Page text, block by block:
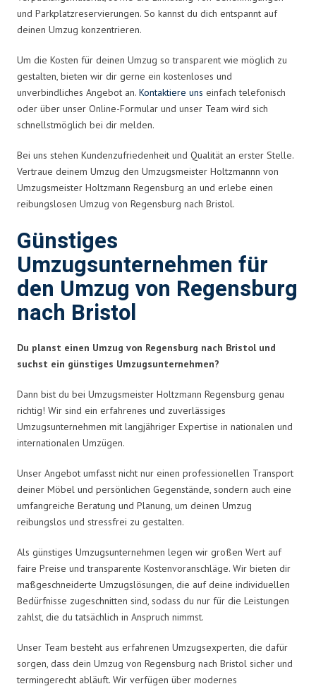
und Parkplatzreservierungen. So kannst du dich entspannt auf
deinen Umzug konzentrieren.
Um die Kosten für deinen Umzug so transparent wie möglich zu
gestalten, bieten wir dir gerne ein kostenloses und
unverbindliches Angebot an. Kontaktiere uns einfach telefonisch
oder über unser Online-Formular und unser Team wird sich
schnellstmöglich bei dir melden.
Bei uns stehen Kundenzufriedenheit und Qualität an erster Stelle.
Vertraue deinem Umzug den Umzugsmeister Holtzmannn von
Umzugsmeister Holtzmann Regensburg an und erlebe einen
reibungslosen Umzug von Regensburg nach Bristol.
Günstiges
Umzugsunternehmen für
den Umzug von Regensburg
nach Bristol
Du planst einen Umzug von Regensburg nach Bristol und
suchst ein günstiges Umzugsunternehmen?
Dann bist du bei Umzugsmeister Holtzmann Regensburg genau
richtig! Wir sind ein erfahrenes und zuverlässiges
Umzugsunternehmen mit langjähriger Expertise in nationalen und
internationalen Umzügen.
Unser Angebot umfasst nicht nur einen professionellen Transport
deiner Möbel und persönlichen Gegenstände, sondern auch eine
umfangreiche Beratung und Planung, um deinen Umzug
reibungslos und stressfrei zu gestalten.
Als günstiges Umzugsunternehmen legen wir großen Wert auf
faire Preise und transparente Kostenvoranschläge. Wir bieten dir
maßgeschneiderte Umzugslösungen, die auf deine individuellen
Bedürfnisse zugeschnitten sind, sodass du nur für die Leistungen
zahlst, die du tatsächlich in Anspruch nimmst.
Unser Team besteht aus erfahrenen Umzugsexperten, die dafür
sorgen, dass dein Umzug von Regensburg nach Bristol sicher und
termingerecht abläuft. Wir verfügen über modernes